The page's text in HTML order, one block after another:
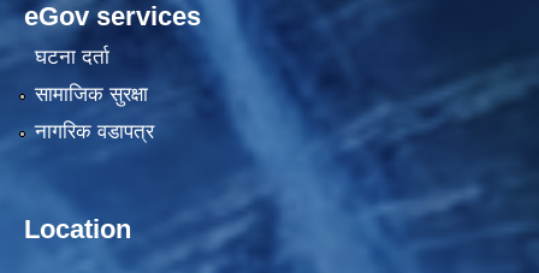
eGov services
घटना दर्ता
सामाजिक सुरक्षा
नागरिक वडापत्र
Location